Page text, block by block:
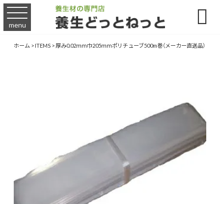
menu 
ホーム>ITEMS>厚み0.02ｍｍ巾205ｍｍポリチューブ500m巻（メーカー直送品）